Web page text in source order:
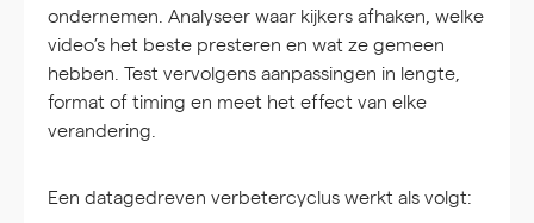
ondernemen. Analyseer waar kijkers afhaken, welke
video’s het beste presteren en wat ze gemeen
hebben. Test vervolgens aanpassingen in lengte,
format of timing en meet het effect van elke
verandering.
Een datagedreven verbetercyclus werkt als volgt: